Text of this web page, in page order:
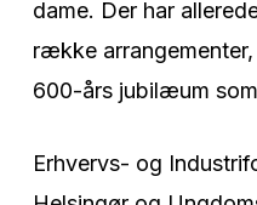
dame. Der har
række
600-års jubilæum
Erhvervs- og